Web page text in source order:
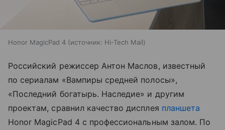
Honor MagicPad 4 источник: Hi-Tech Mail
Российский режиссер Антон Маслов, известный
по сериалам «Вампиры средней полосы»,
«Последний богатырь. Наследие» и другим
проектам, сравнил качество дисплея планшета
Honor MagicPad 4 с профессиональным залом. По